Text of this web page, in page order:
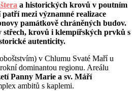
a historických krovů v poutním
mezi významné realizace
památkově chráněných budov.
krovů i klempířských prvků s
autenticity.
v Chlumu Svaté Maří u
dominantou regionu. Areálu
Panny Marie a sv. Máří
ambitů s kaplemi.